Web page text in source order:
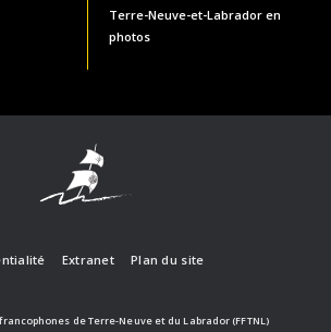
Terre-Neuve-et-Labrador en
photos
Extranet Plan du site
de Terre-Neuve et du Labrador (FFTNL)